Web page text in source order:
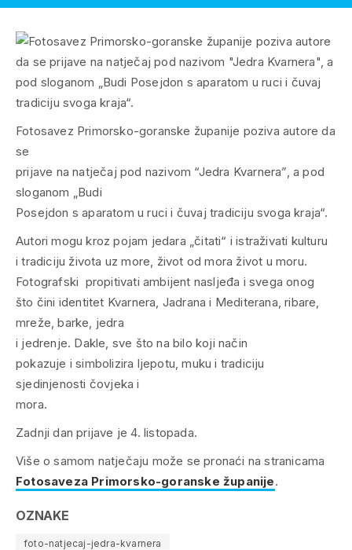
Fotosavez Primorsko-goranske županije poziva autore da
se
prijave na natječaj pod nazivom “Jedra Kvarnera”, a pod
sloganom „Budi
Posejdon s aparatom u ruci i čuvaj tradiciju svoga kraja“.
Autori mogu kroz pojam jedara „čitati“ i istraživati kulturu
i tradiciju života uz more, život od mora život u moru.
Fotografski propitivati ambijent nasljeđa i svega onog
što čini identitet Kvarnera, Jadrana i Mediterana, ribare,
mreže, barke, jedra
i jedrenje. Dakle, sve što na bilo koji način
pokazuje i simbolizira ljepotu, muku i tradiciju
sjedinjenosti čovjeka i
mora.
Zadnji dan prijave je 4. listopada.
Više o samom natječaju može se pronaći na stranicama
Fotosaveza Primorsko-goranske županije.
OZNAKE
foto-natjecaj-jedra-kvarnera